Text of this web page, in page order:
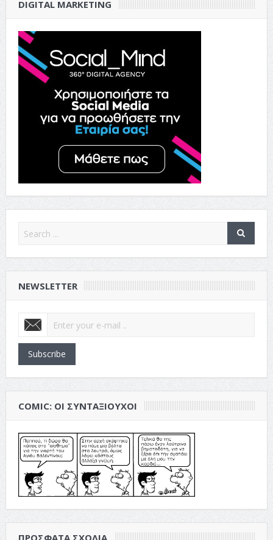
DIGITAL MARKETING
NEWSLETTER
Subscribe
COMIC: ΟΙ ΣΥΝΤΑΞΙΟΎΧΟΙ
ΠΡΌΣΦΑΤΑ ΣΧΌΛΙΑ